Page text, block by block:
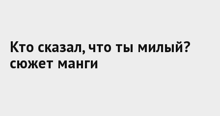
Кто сказал, что ты милый?
сюжет манги